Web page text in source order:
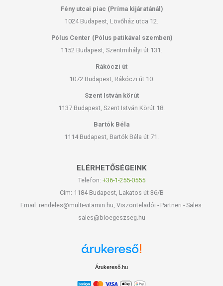
Fény utcai piac (Príma kijáratánál)
1024 Budapest, Lövőház utca 12.
Pólus Center (Pólus patikával szemben)
1152 Budapest, Szentmihályi út 131.
Rákóczi út
1072 Budapest, Rákóczi út 10.
Szent István körút
1137 Budapest, Szent István Körút 18.
Bartók Béla
1114 Budapest, Bartók Béla út 71.
ELÉRHETŐSÉGEINK
Telefon: +36-1-255-0555
Cím: 1184 Budapest, Lakatos út 36/B
Email: rendeles@multi-vitamin.hu, Viszonteladói - Partneri - Sales:
sales@bioegeszseg.hu
Árukereső.hu